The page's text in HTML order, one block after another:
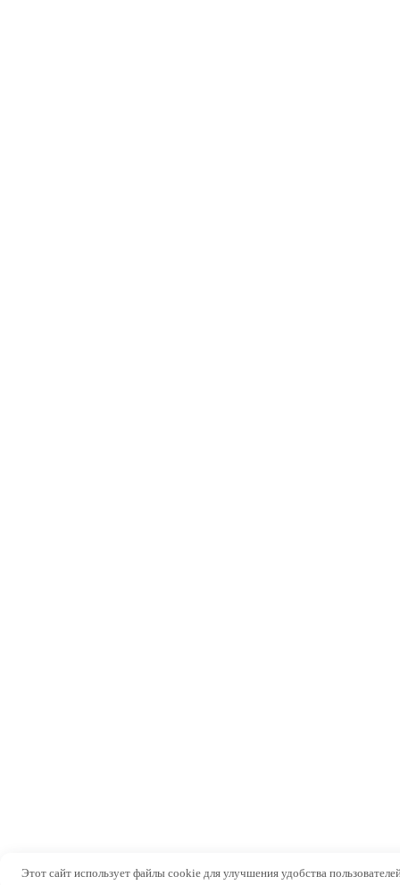
Этот сайт использует файлы cookie для улучшения удобства